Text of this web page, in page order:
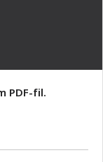
PDF-fil.